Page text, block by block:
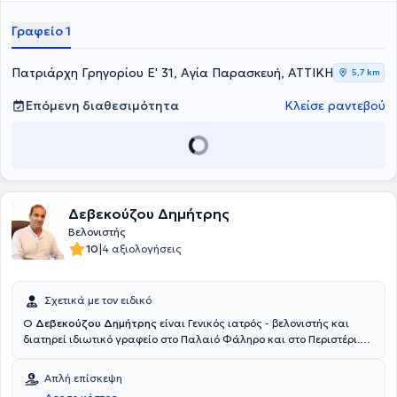
νευρολογική και μυοσκελετική αποκατάσταση, καθώς και στις
αθλητικές κακώσεις.
Γραφείο 1
Πατριάρχη Γρηγορίου Ε' 31, Αγία Παρασκευή, ΑΤΤΙΚΗ 5,7 km
Επόμενη διαθεσιμότητα Κλείσε ραντεβού
Δεβεκούζου Δημήτρης
Βελονιστής
10|4 αξιολογήσεις
Σχετικά με τον ειδικό
Ο Δεβεκούζου Δημήτρης είναι Γενικός ιατρός - βελονιστής και
διατηρεί ιδιωτικό γραφείο στο Παλαιό Φάληρο και στο Περιστέρι.
(2005) και από την Νοσηλευτική Σχολή του ίδιου Πανεπιστημίου
(1990). Ολοκλήρωσε με επιτυχία την ειδικότητα της Γενικής Ιατρικής
Απλή επίσκεψη